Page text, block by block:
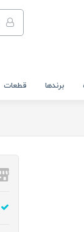
برندها قطعات